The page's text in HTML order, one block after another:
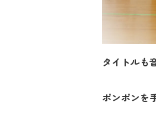
タイトルも
ポンポンを